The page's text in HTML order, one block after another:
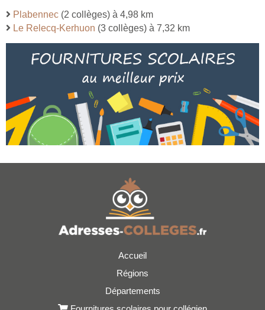
Plabennec (2 collèges) à 4,98 km
Le Relecq-Kerhuon (3 collèges) à 7,32 km
Accueil
Régions
Départements